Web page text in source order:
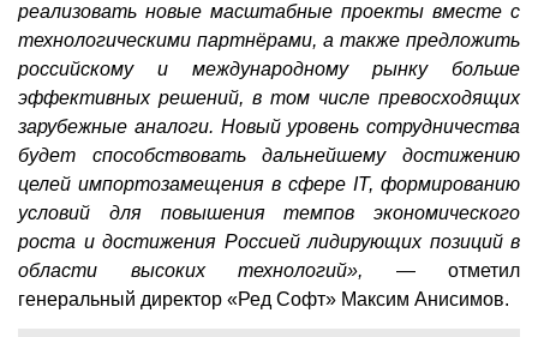
реализовать новые масштабные проекты вместе с
технологическими партнёрами, а также предложить
российскому и международному рынку больше
эффективных решений, в том числе превосходящих
зарубежные аналоги. Новый уровень сотрудничества
будет способствовать дальнейшему достижению
целей импортозамещения в сфере IT, формированию
условий для повышения темпов экономического
роста и достижения Россией лидирующих позиций в
области высоких технологий», — отметил
генеральный директор «Ред Софт» Максим Анисимов.